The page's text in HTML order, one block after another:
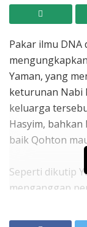
Pakar ilmu DNA
Yaman, yang
keturunan Nabi
keluarga
Hasyim,
baik Qohton
Seperti dikutip
menganggap
punah dan